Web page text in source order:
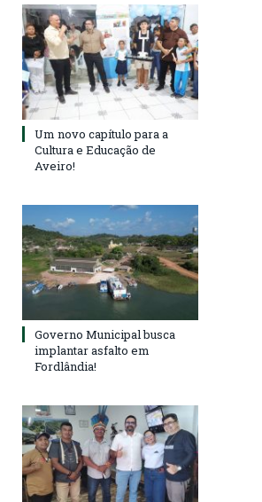
Um novo capítulo para a
Cultura e Educação de
Aveiro!
Governo Municipal busca
implantar asfalto em
Fordlândia!